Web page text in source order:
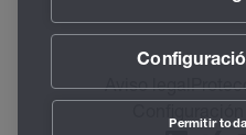
Aviso legal
Permitir